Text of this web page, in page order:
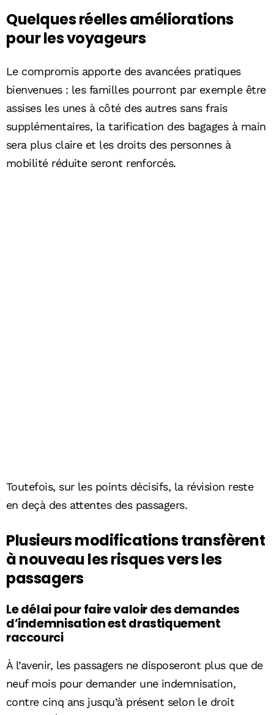
Quelques réelles améliorations
pour les voyageurs
Le compromis apporte des avancées pratiques
bienvenues : les familles pourront par exemple être
assises les unes à côté des autres sans frais
supplémentaires, la tarification des bagages à main
sera plus claire et les droits des personnes à
mobilité réduite seront renforcés.
Toutefois, sur les points décisifs, la révision reste
en deçà des attentes des passagers.
Plusieurs modifications transfèrent
à nouveau les risques vers les
passagers
Le délai pour faire valoir des demandes
d’indemnisation est drastiquement
raccourci
À l’avenir, les passagers ne disposeront plus que de
neuf mois pour demander une indemnisation,
contre cinq ans jusqu’à présent selon le droit